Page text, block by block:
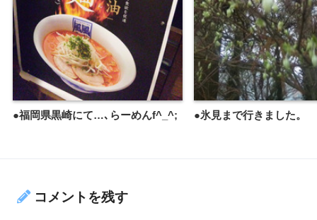
●福岡県黒崎にて…､らーめんf^_^; ●氷見まで行きました。
コメントを残す